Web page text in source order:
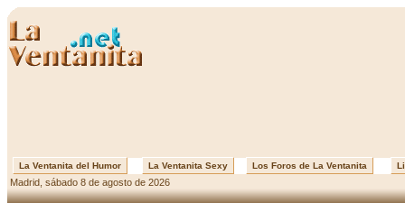
La Ventanita del Humor La Ventanita Sexy Los Foros de La Ventanita
Madrid, sábado 8 de agosto de 2026